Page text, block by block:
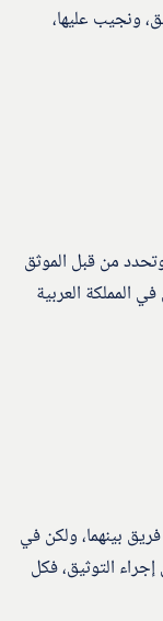
ونجيب عليها،
من قبل الموثق
المملكة العربية
بينهما، ولكن في
التوثيق، فكل